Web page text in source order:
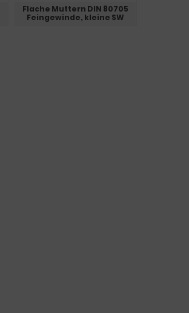
Flache Muttern DIN 80705
Feingewinde, kleine SW